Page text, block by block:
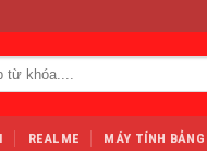
REALME MÁY TÍNH BẢNG